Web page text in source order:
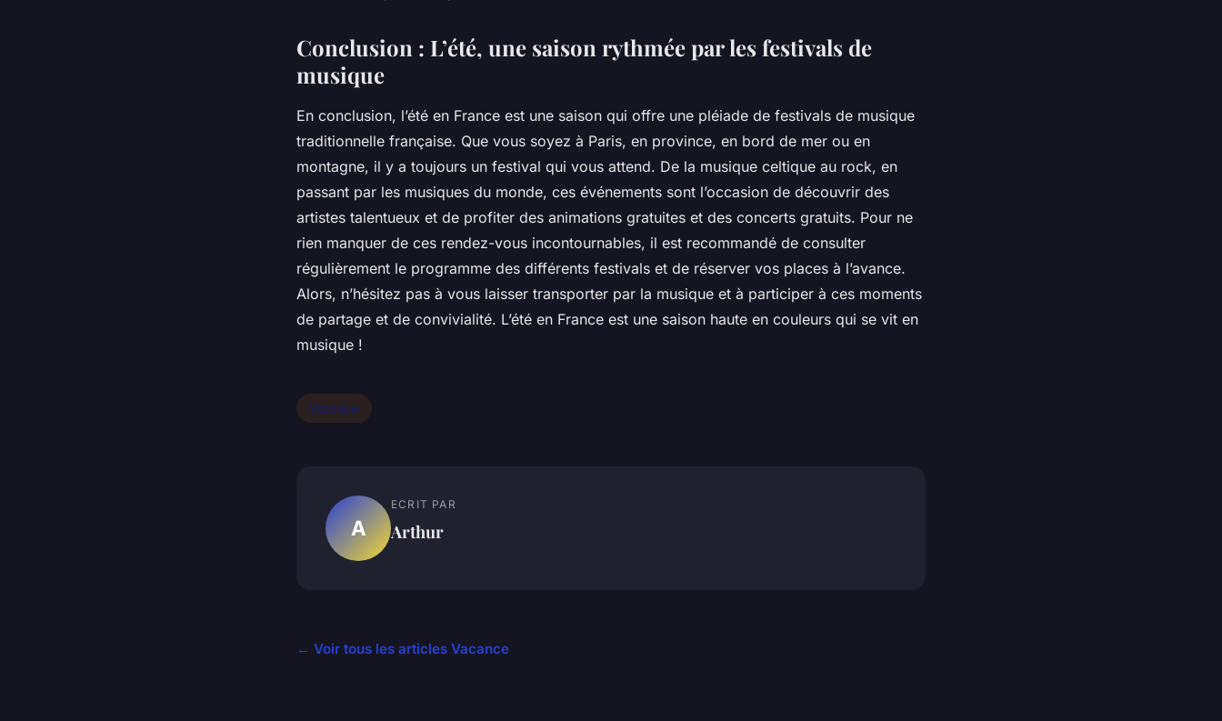
Conclusion : L’été, une saison rythmée par les festivals de
musique
En conclusion, l’été en France est une saison qui offre une pléiade de festivals de musique
traditionnelle française. Que vous soyez à Paris, en province, en bord de mer ou en
montagne, il y a toujours un festival qui vous attend. De la musique celtique au rock, en
passant par les musiques du monde, ces événements sont l’occasion de découvrir des
artistes talentueux et de profiter des animations gratuites et des concerts gratuits. Pour ne
rien manquer de ces rendez-vous incontournables, il est recommandé de consulter
régulièrement le programme des différents festivals et de réserver vos places à l’avance.
Alors, n’hésitez pas à vous laisser transporter par la musique et à participer à ces moments
de partage et de convivialité. L’été en France est une saison haute en couleurs qui se vit en
musique !
Vacance
A
ECRIT PAR
Arthur
← Voir tous les articles Vacance